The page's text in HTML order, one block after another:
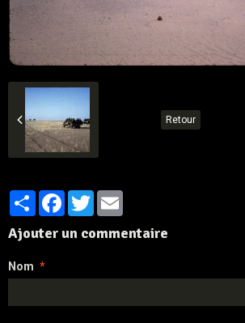
Retour
PartagerFacebook
Twitter
Ajouter un commentaire
Nom